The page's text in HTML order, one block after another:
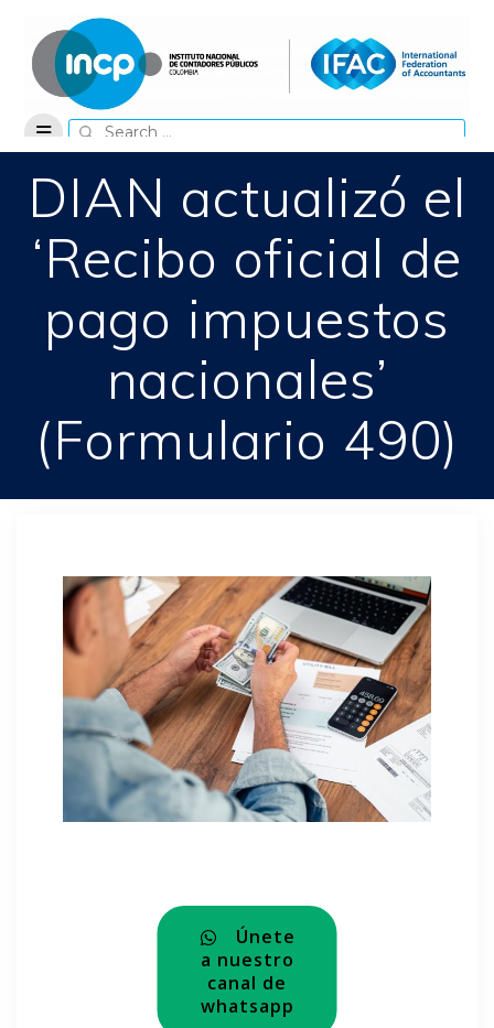
content
Search
for:
DIAN actualizó el
‘Recibo oficial de
pago impuestos
nacionales’
(Formulario 490)
Únete
a nuestro
canal de
whatsapp